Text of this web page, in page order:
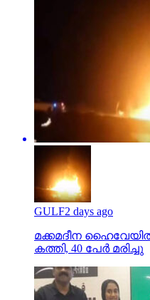
GULF2 days ago
മക്കമദീന
കത്തി, 40 പേര്‍ മരിച്ചു